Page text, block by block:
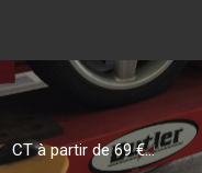
CT à partir de 69 €...